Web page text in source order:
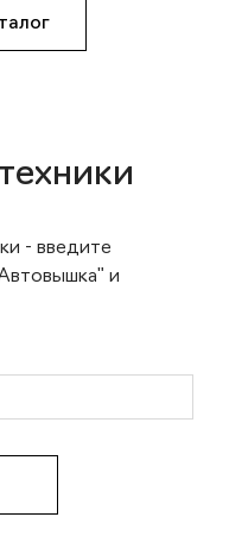
- введите
и